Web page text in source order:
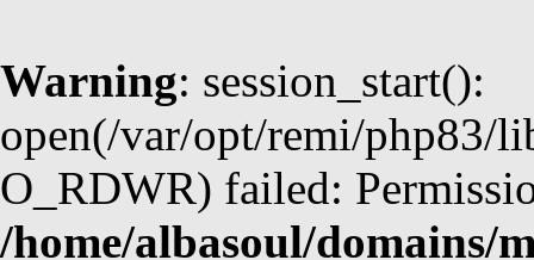
Warning: session_start():
open(/var/opt/remi/php83/
O_RDWR) failed:
/home/albasoul/domains/